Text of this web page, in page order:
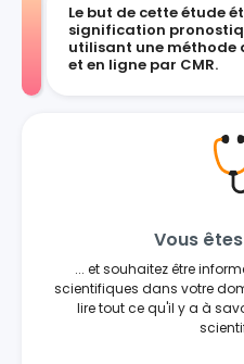
Le but de cette étude
signification
utilisant une
et en ligne par CMR.
Vous
... et souhaitez être
scientifiques dans votre
lire tout ce qu'il y a à